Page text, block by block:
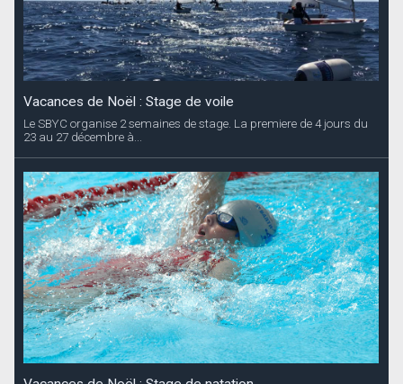
Vacances de Noël : Stage de voile
Le SBYC organise 2 semaines de stage. La premiere de 4 jours du
23 au 27 décembre à...